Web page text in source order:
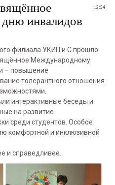
12:54
инвалидов
филиала УКИП и С прошло
Международному
– повышение
толерантного отношения
интерактивные беседы и
на развитие
среди студентов. Особое
комфортной и инклюзивной
и справедливее.